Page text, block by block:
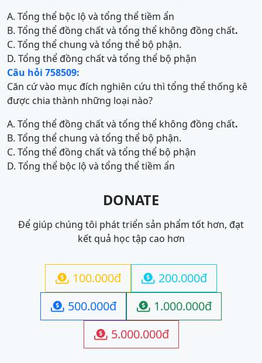
A. Tổng thể bộc lộ và tổng thể tiềm ẩn
B. Tổng thể đồng chất và tổng thể không đồng chất.
C. Tổng thể chung và tổng thể bộ phận.
D. Tổng thể đồng chất và tổng thể bộ phận
Câu hỏi 758509:
Căn cứ vào mục đích nghiên cứu thì tổng thể thống kê
được chia thành những loại nào?
A. Tổng thể đồng chất và tổng thể không đồng chất.
B. Tổng thể chung và tổng thể bộ phận.
C. Tổng thể đồng chất và tổng thể bộ phận
D. Tổng thể bộc lộ và tổng thể tiềm ẩn
DONATE
Để giúp chúng tôi phát triển sản phẩm tốt hơn, đạt
kết quả học tập cao hơn
 100.000đ  200.000đ
 500.000đ  1.000.000đ
 5.000.000đ